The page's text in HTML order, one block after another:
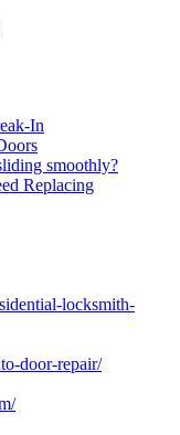
In
smoothly?
Replacing
locksmith-
door-repair/